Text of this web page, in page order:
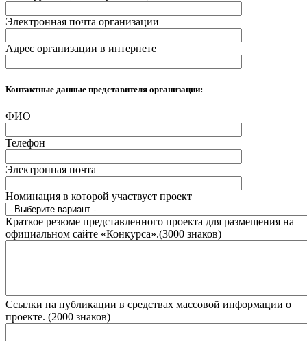
Электронная почта организации
Адрес организации в интернете
Контактные данные представителя организации:
ФИО
Телефон
Электронная почта
Номинация в которой участвует проект
Краткое резюме представленного проекта для размещения на
официальном сайте «Конкурса».(3000 знаков)
Ссылки на публикации в средствах массовой информации о
проекте. (2000 знаков)